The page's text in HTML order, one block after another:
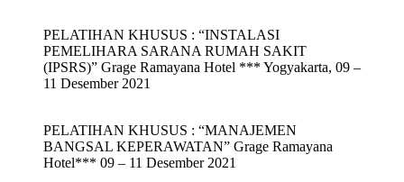
PELATIHAN KHUSUS : “INSTALASI
PEMELIHARA SARANA RUMAH SAKIT
(IPSRS)” Grage Ramayana Hotel *** Yogyakarta, 09 –
11 Desember 2021
PELATIHAN KHUSUS : “MANAJEMEN
BANGSAL KEPERAWATAN” Grage Ramayana
Hotel*** 09 – 11 Desember 2021